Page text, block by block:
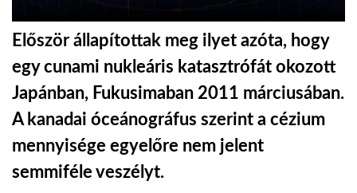
GLOBOTV BP
HÍR3D
Először állapítottak meg ilyet azóta, hogy
egy cunami nukleáris katasztrófát okozott
Japánban, Fukusimaban 2011 márciusában.
A kanadai óceánográfus szerint a cézium
mennyisége egyelőre nem jelent
semmiféle veszélyt.